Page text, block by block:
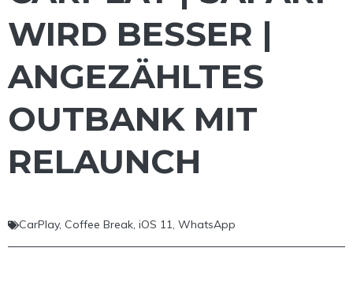
WIRD BESSER |
ANGEZÄHLTES
OUTBANK MIT
RELAUNCH
CarPlay, Coffee Break, iOS 11, WhatsApp